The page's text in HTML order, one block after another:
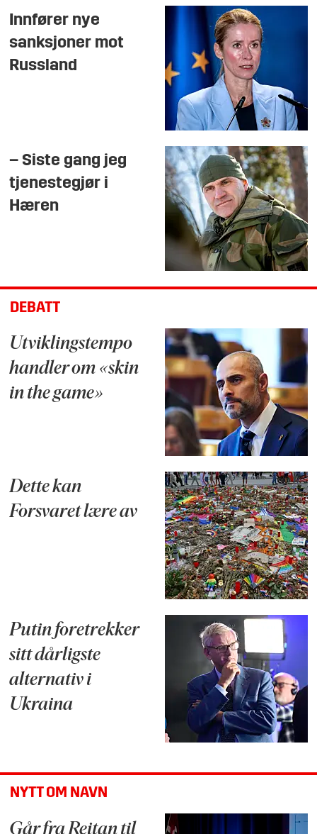
Innfører nye
sanksjoner mot
Russland
– Siste gang jeg
tjenestegjør i
Hæren
DEBATT
Utviklingstempo
handler om «skin
in the game»
Dette kan
Forsvaret lære av
Putin foretrekker
sitt dårligste
alternativ i
Ukraina
NYTT OM NAVN
Går fra Reitan til